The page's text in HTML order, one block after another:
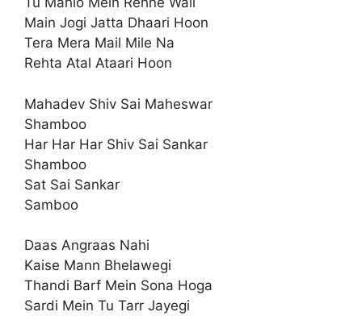
Main Jogi Jatta Dhaari Hoon
Tera Mera Mail Mile Na
Rehta Atal Ataari Hoon
Mahadev Shiv Sai Maheswar
Shamboo
Har Har Har Shiv Sai Sankar
Shamboo
Sat Sai Sankar
Samboo
Daas Angraas Nahi
Kaise Mann Bhelawegi
Thandi Barf Mein Sona Hoga
Sardi Mein Tu Tarr Jayegi